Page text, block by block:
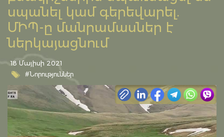
սպանել կամ գերեվարել.
ՄԻՊ-ը մանրամասներ է
ներկայացնում
18 Մայիսի 2021
#Նորություններ